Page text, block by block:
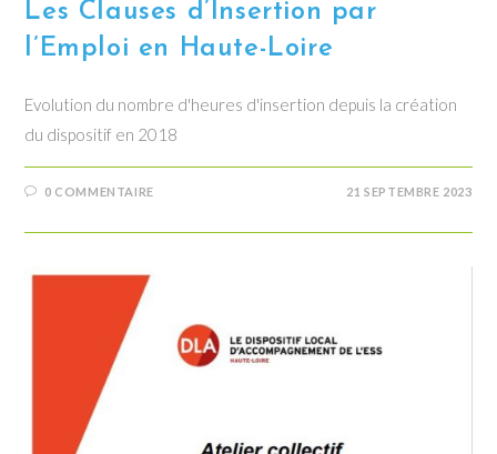
Les Clauses d’Insertion par
l’Emploi en Haute-Loire
Evolution du nombre d'heures d'insertion depuis la création
du dispositif en 2018
0 COMMENTAIRE 21 SEPTEMBRE 2023